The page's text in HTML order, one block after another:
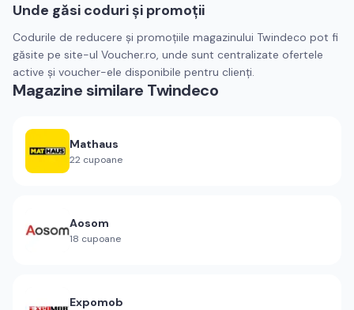
Unde găsi coduri și promoții
Codurile de reducere și promoțiile magazinului Twindeco pot fi
găsite pe site-ul Voucher.ro, unde sunt centralizate ofertele
active și voucher-ele disponibile pentru clienți.
Magazine similare Twindeco
Mathaus
22 cupoane
Aosom
18 cupoane
Expomob